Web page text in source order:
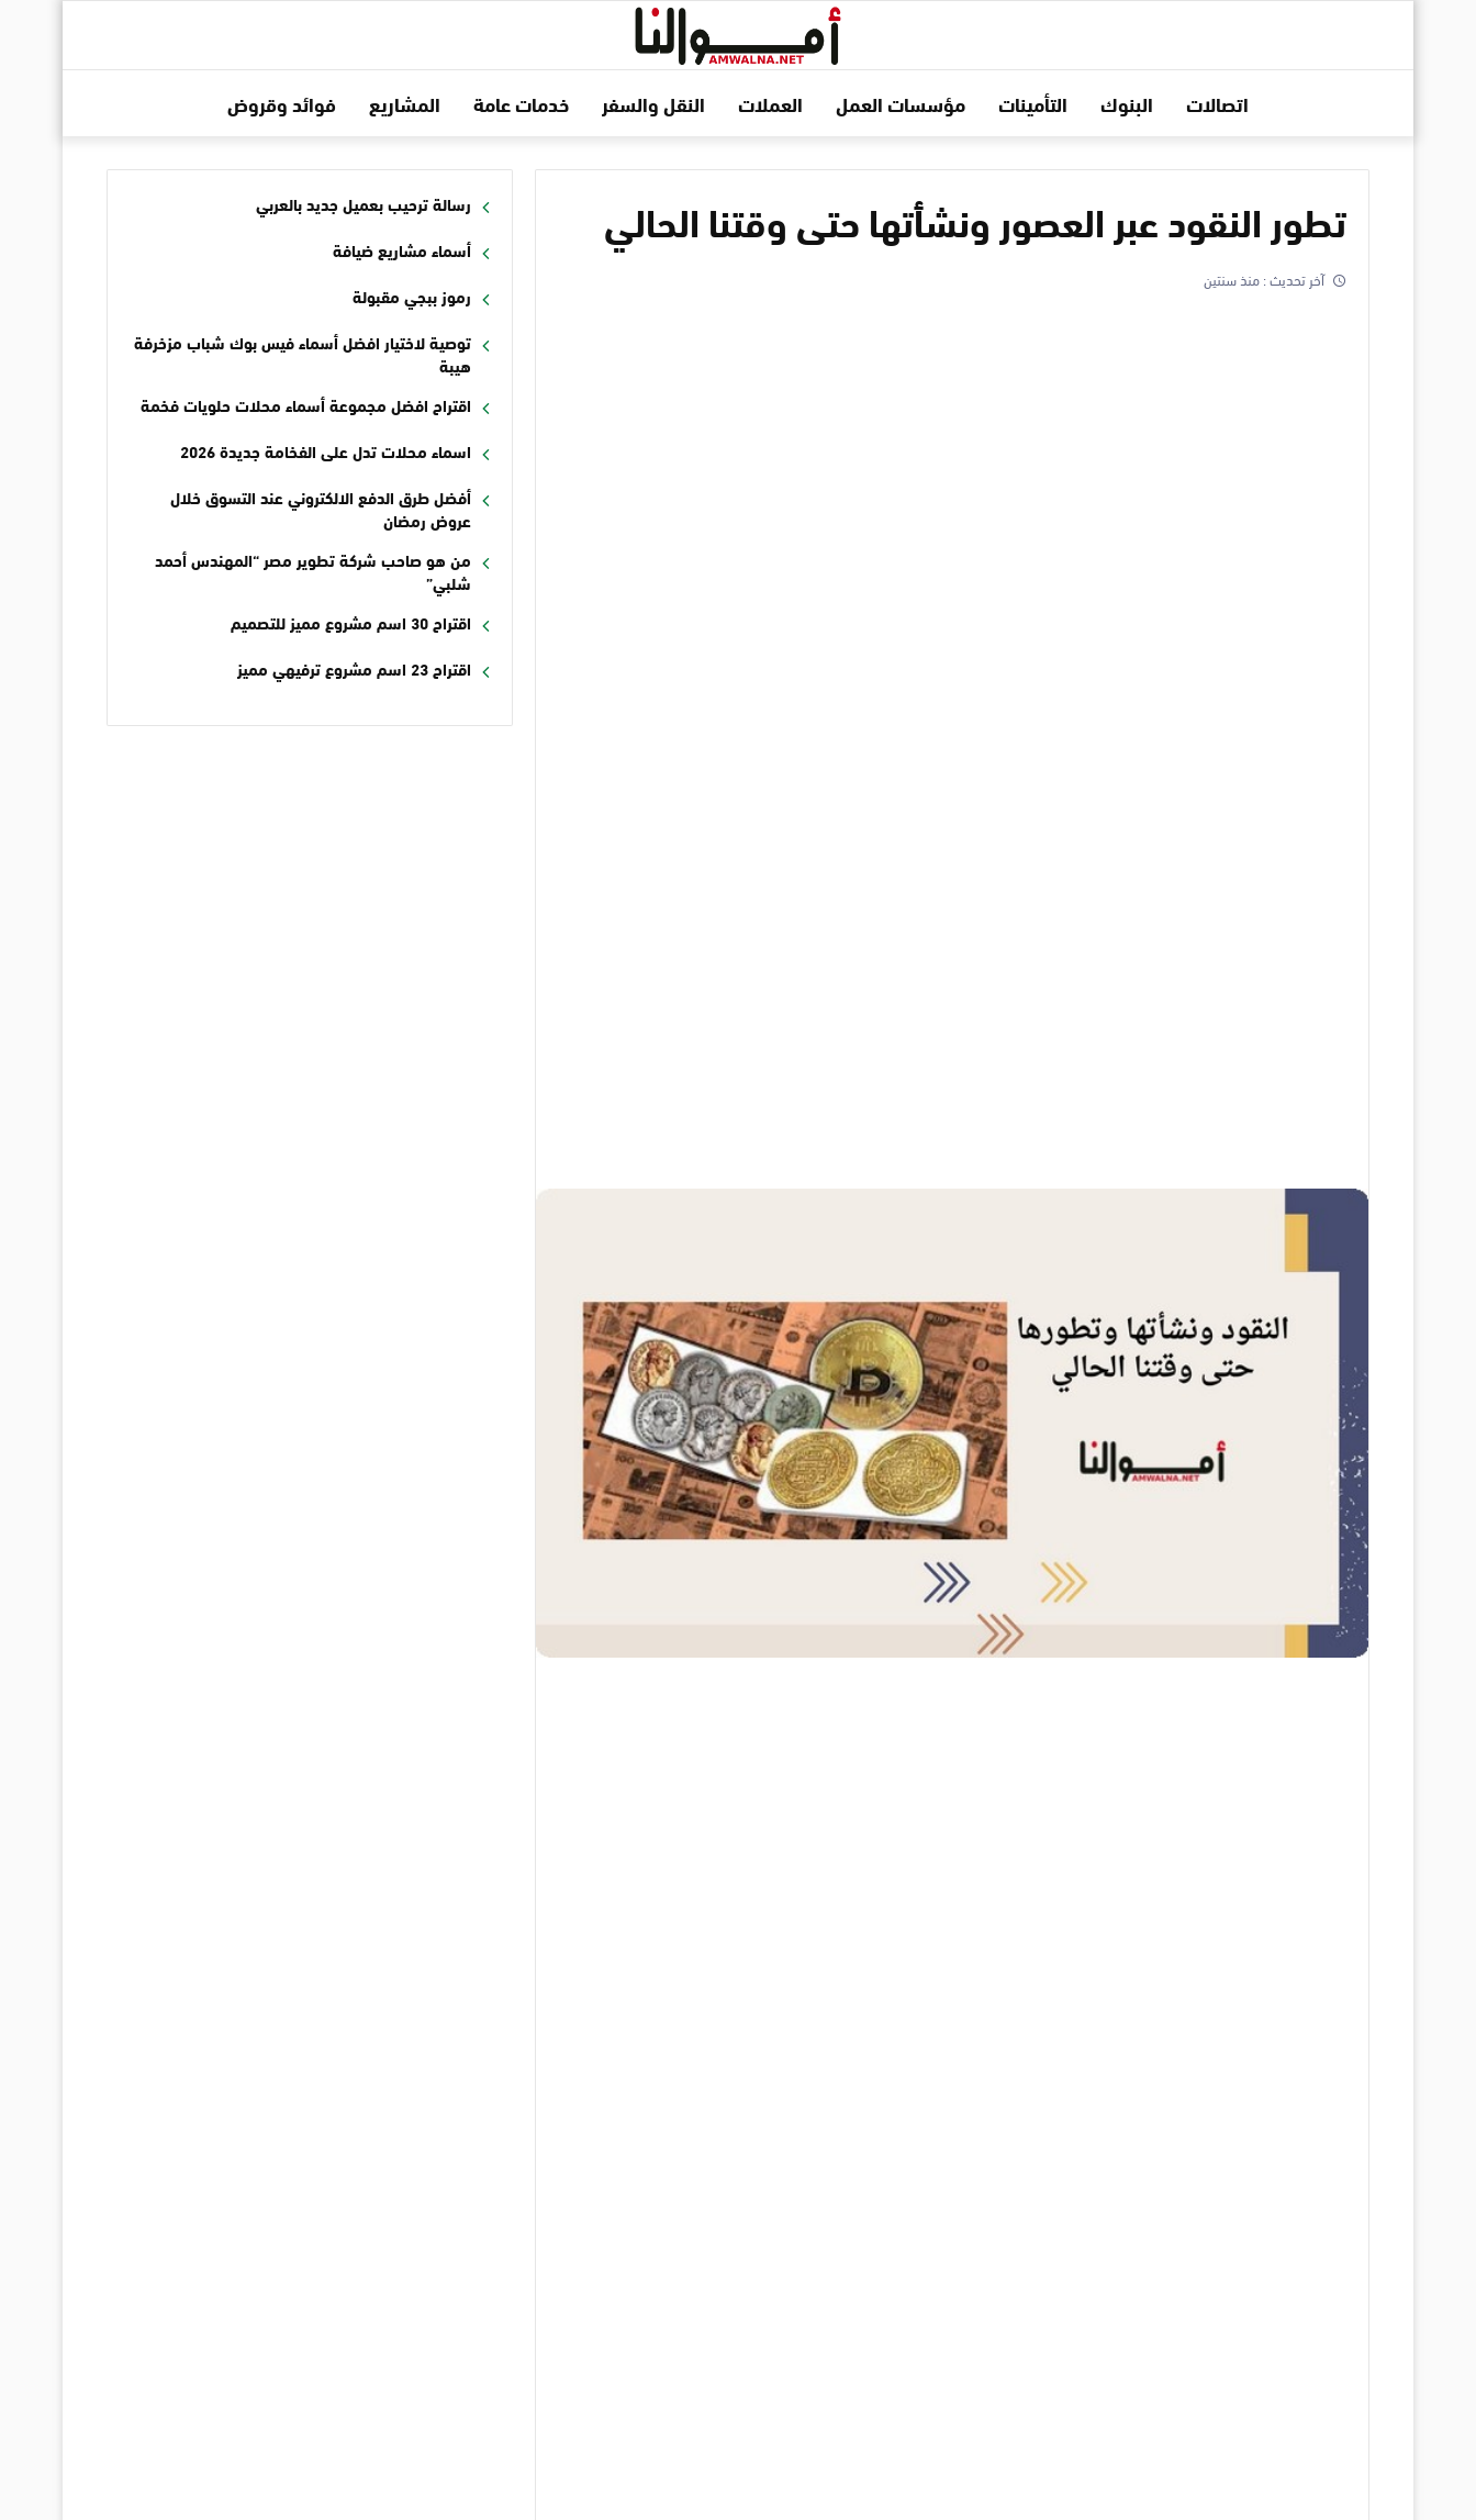
اتصالات البنوك التأمينات مؤسسات العمل العملات النقل والسفر خدمات عامة المشاريع فوائد وقروض
تطور النقود عبر العصور ونشأتها حتى وقتنا الحالي
آخر تحديث :منذ سنتين
رسالة ترحيب بعميل جديد بالعربي
أسماء مشاريع ضيافة
رموز ببجي مقبولة
توصية لاختيار افضل أسماء فيس بوك شباب مزخرفة
هيبة
اقتراح افضل مجموعة أسماء محلات حلويات فخمة
اسماء محلات تدل على الفخامة جديدة 2026
أفضل طرق الدفع الالكتروني عند التسوق خلال
عروض رمضان
من هو صاحب شركة تطوير مصر “المهندس أحمد
شلبي”
اقتراح 30 اسم مشروع مميز للتصميم
اقتراح 23 اسم مشروع ترفيهي مميز